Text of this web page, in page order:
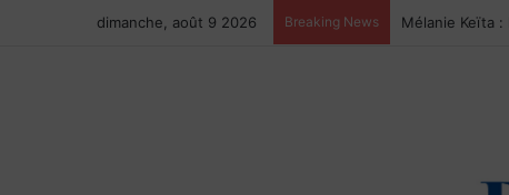
dimanche, août 9 2026 Breaking News